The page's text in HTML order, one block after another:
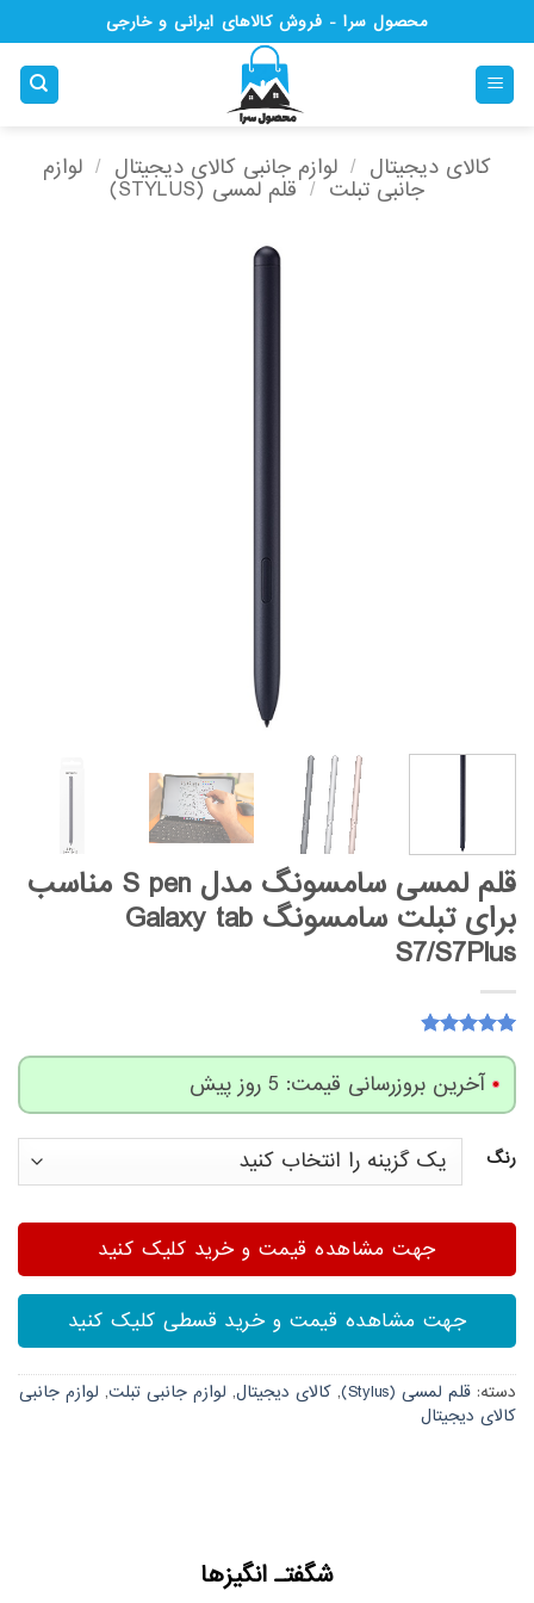
to
content
محصول سرا - فروش کالاهای ایرانی و خارجی
کالای دیجیتال / لوازم جانبی کالای دیجیتال / لوازم
جانبی تبلت / قلم لمسی (STYLUS)
قلم لمسی سامسونگ مدل S pen مناسب
برای تبلت سامسونگ Galaxy tab
S7/S7Plus
از 5 امتیاز
مشتریآخرین بروزرسانی قیمت: 5 روز پیش
رنگ
جهت مشاهده قیمت و خرید کلیک کنید
جهت مشاهده قیمت و خرید قسطی کلیک کنید
دسته: قلم لمسی (Stylus) , کالای دیجیتال, لوازم جانبی تبلت, لوازم جانبی
کالای دیجیتال
شگفتـ انگیزها